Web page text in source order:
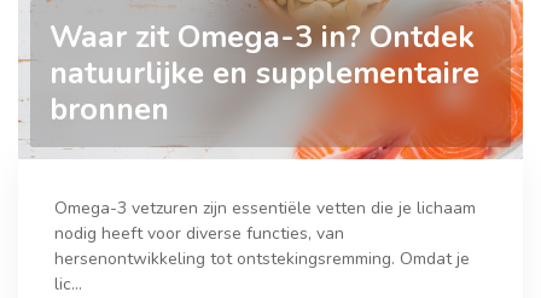
Waar zit Omega-3 in? Ontdek
natuurlijke en supplementaire
bronnen
Omega-3 vetzuren zijn essentiële vetten die je lichaam
nodig heeft voor diverse functies, van
hersenontwikkeling tot ontstekingsremming. Omdat je
lic...